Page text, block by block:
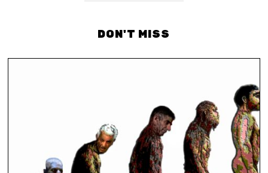
DON'T MISS